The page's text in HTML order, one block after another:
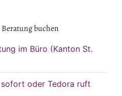
buchen
im Büro (Kanton St.
sofort oder Tedora ruft